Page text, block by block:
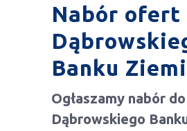
Nabór ofert
Banku Ziemi
Ogłaszamy nabór do
Dąbrowskiego